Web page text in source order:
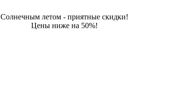
Солнечным летом - приятные скидки!
Цены ниже на 50%!